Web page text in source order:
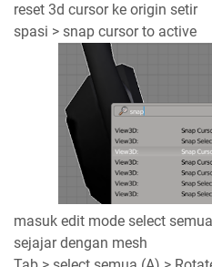
reset 3d cursor ke origin setir
spasi > snap cursor to active
masuk edit mode select
sejajar dengan mesh